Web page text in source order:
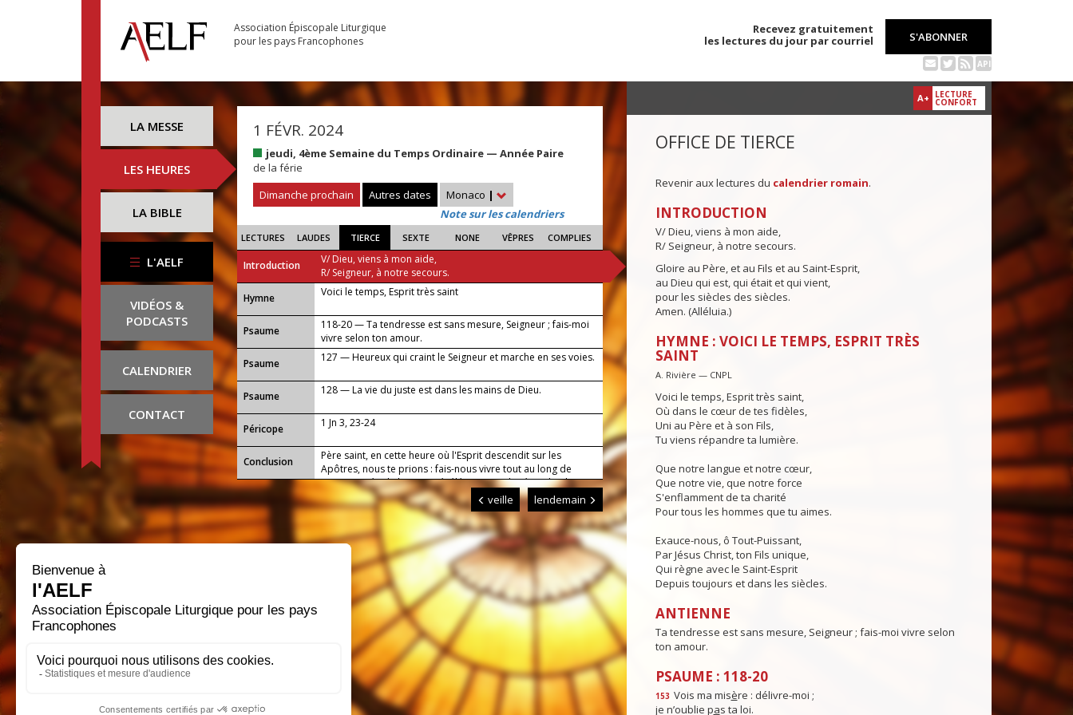
Association Épiscopale Liturgique
pour les pays Francophones
Recevez gratuitement
les lectures du jour par courriel
S'ABONNER
API
LA MESSE
LES HEURES
LA BIBLE
L'AELF
VIDÉOS &
PODCASTS
CALENDRIER
CONTACT
1 FÉVR. 2024
jeudi, 4ème Semaine du Temps Ordinaire — Année Paire
de la férie
Dimanche prochain
Autres dates Monaco |
Note sur les calendriers
LECTURES LAUDES TIERCE SEXTE NONE VÊPRES COMPLIES
Introduction
V/ Dieu, viens à mon aide,
R/ Seigneur, à notre secours.
...
Hymne Voici le temps, Esprit très saint
Psaume
118-20 — Ta tendresse est sans mesure, Seigneur ; fais-moi
vivre selon ton amour.
Psaume
127 — Heureux qui craint le Seigneur et marche en ses voies.
Psaume 128 — La vie du juste est dans les mains de Dieu.
Péricope 1 Jn 3, 23-24
Conclusion
Père saint, en cette heure où l'Esprit descendit sur les
Apôtres, nous te prions : fais-nous vivre tout au long de
cette journée de l'amour révélé par ton Fils, Jésus, le Christ,
notre Seigneur.
veille lendemain
A+ LECTURE
CONFORT
OFFICE DE TIERCE
Revenir aux lectures du calendrier romain.
INTRODUCTION
V/ Dieu, viens à mon aide,
R/ Seigneur, à notre secours.
Gloire au Père, et au Fils et au Saint-Esprit,
au Dieu qui est, qui était et qui vient,
pour les siècles des siècles.
Amen. (Alléluia.)
HYMNE : VOICI LE TEMPS, ESPRIT TRÈS
SAINT
A. Rivière — CNPL
Voici le temps, Esprit très saint,
Où dans le cœur de tes fidèles,
Uni au Père et à son Fils,
Tu viens répandre ta lumière.
Que notre langue et notre cœur,
Que notre vie, que notre force
S'enflamment de ta charité
Pour tous les hommes que tu aimes.
Exauce-nous, ô Tout-Puissant,
Par Jésus Christ, ton Fils unique,
Qui règne avec le Saint-Esprit
Depuis toujours et dans les siècles.
ANTIENNE
Ta tendresse est sans mesure, Seigneur ; fais-moi vivre selon
ton amour.
PSAUME : 118-20
153 Vois ma misère : délivre-moi ;
je n’oublie pas ta loi.